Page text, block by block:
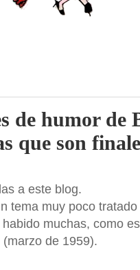
de humor de
que son
a este blog.
tema muy poco
muchas, como
(marzo de 1959).